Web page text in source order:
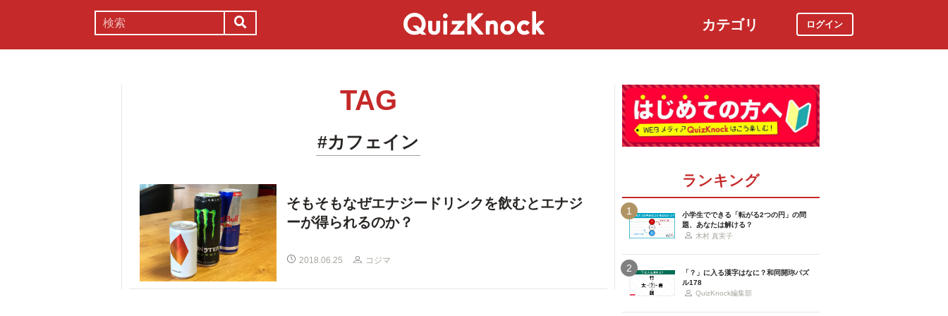
カテゴリ ログイン
TAG
#カフェイン
そもそもなぜエナジードリンクを飲むとエナジ
ーが得られるのか？
2018.06.25 コジマ
ランキング
1
小学生でできる「転がる2つの円」の問
題、あなたは解ける？
木村 真実子
2
「？」に入る漢字はなに？和同開珎パズ
ル178
QuizKnock編集部